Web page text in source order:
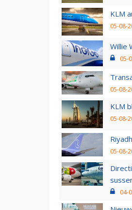
KLM
05-08-
Willie
05-
05-08-
KLM
05-08-
05-08-
04-